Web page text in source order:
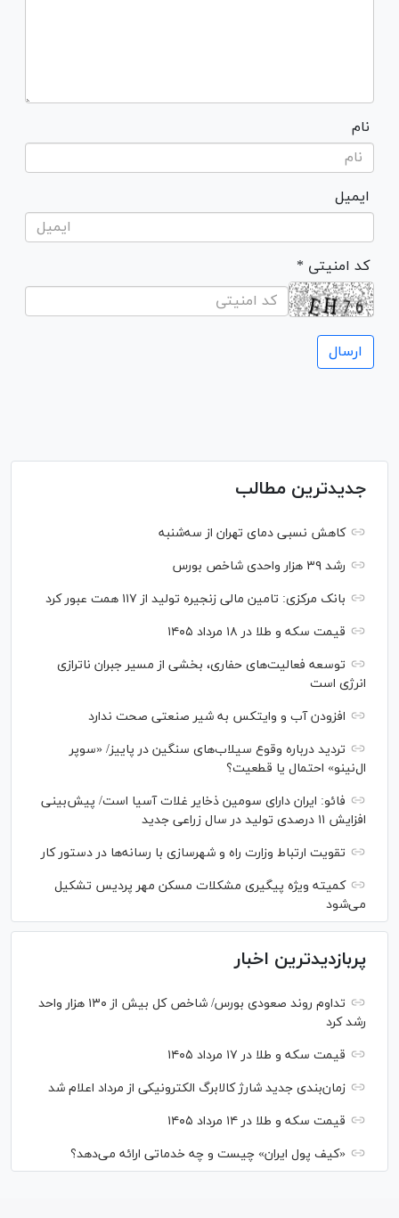
نام
ایمیل
* کد امنیتی
جدیدترین مطالب
کاهش نسبی دمای تهران از سه‌شنبه
رشد ۳۹ هزار واحدی شاخص بورس
بانک مرکزی: تامین مالی زنجیره تولید از ۱۱۷ همت عبور کرد
قیمت سکه و طلا در ۱۸ مرداد ۱۴۰۵
توسعه فعالیت‌های حفاری، بخشی از مسیر جبران ناترازی
انرژی است
افزودن آب و وایتکس به شیر صنعتی صحت ندارد
تردید درباره وقوع سیلاب‌های سنگین در پاییز/ «سوپر
ال‌نینو» احتمال یا قطعیت؟
فائو: ایران دارای سومین ذخایر غلات آسیا است/ پیش‌بینی
افزایش ۱۱ درصدی تولید در سال زراعی جدید
تقویت ارتباط وزارت راه و شهرسازی با رسانه‌ها در دستور کار
کمیته ویژه پیگیری مشکلات مسکن مهر پردیس تشکیل
می‌شود
پربازدیدترین اخبار
تداوم روند صعودی بورس/ شاخص کل بیش از ۱۳۰ هزار واحد
رشد کرد
قیمت سکه و طلا در ۱۷ مرداد ۱۴۰۵
زمان‌بندی جدید شارژ کالابرگ الکترونیکی از مرداد اعلام شد
قیمت سکه و طلا در ۱۴ مرداد ۱۴۰۵
«کیف پول ایران» چیست و چه خدماتی ارائه می‌دهد؟